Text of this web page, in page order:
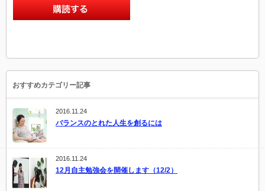
おすすめカテゴリー記事
2016.11.24
バランスのとれた人生を創るには
2016.11.24
12月自主勉強会を開催します（12/2）